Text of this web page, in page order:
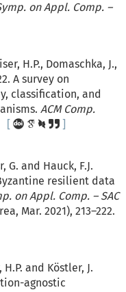
on Appl. Comp. –
H.P., Domaschka, J.,
A survey on
classification, and
ACM Comp.
G. and Hauck, F.J.
resilient data
on Appl. Comp. – SAC
Mar. 2021), 213–222.
H.P. and Köstler, J.
agnostic